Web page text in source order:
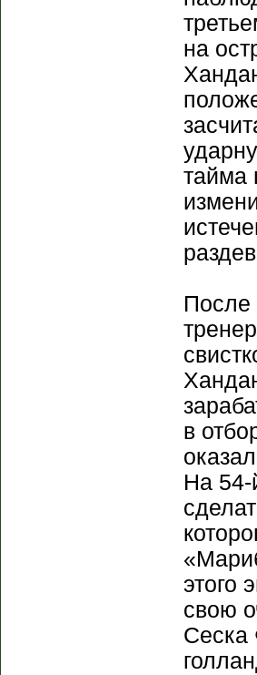
на
тайма
После
в
На 54-
этого
свою
Сеска